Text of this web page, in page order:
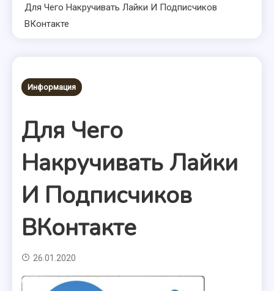
Для Чего Накручивать Лайки И Подписчиков
ВКонтакте
Информация
Для Чего
Накручивать Лайки
И Подписчиков
ВКонтакте
26.01.2020